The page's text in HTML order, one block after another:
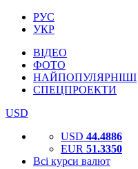
РУС
УКР
ВІДЕО
ФОТО
НАЙПОПУЛЯРНІШІ
СПЕЦПРОЕКТИ
USD
USD 44.4886
EUR 51.3350
Всі курси валют